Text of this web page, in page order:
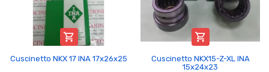

Cuscinetto NKX 17 INA 17x26x25

Cuscinetto NKX15-Z-XL INA
15x24x23